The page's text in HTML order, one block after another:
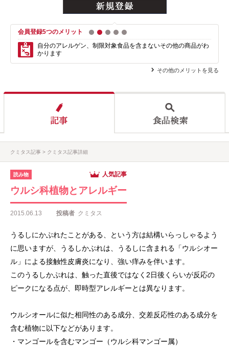
会員登録5つのメリット 1 2 3 4
自分のアレルゲン、制限対象食品を含まないその他の商品がわ
かります
その他のメリットを見る
クミタス記事 クミタス記事詳細
読み物 人気記事
ウルシ科植物とアレルギー
2015.06.13 投稿者 クミタス
うるしにかぶれたことがある、という方は結構いらっしゃるよう
に思いますが、うるしかぶれは、うるしに含まれる「ウルシオー
ル」による接触性皮膚炎になり、強い痒みを伴います。
このうるしかぶれは、触った直後ではなく2日後くらいが反応の
ピークになる点が、即時型アレルギーとは異なります。
ウルシオールに似た相同性のある成分、交差反応性のある成分を
含む植物に以下などがあります。
・マンゴールを含むマンゴー（ウルシ科マンゴー属）